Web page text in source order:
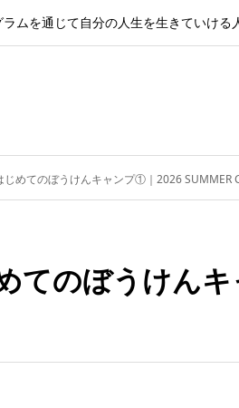
ムを通じて自分の人生を生きていける
じめてのぼうけんキャンプ①｜2026 SUMMER
てのぼうけん